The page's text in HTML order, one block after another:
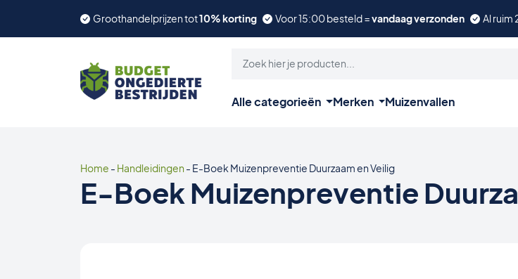
Groothandelprijzen tot10% korting Voor 15:00 besteld =vandaag verzonden Al ruim
Alle categorieën Merken Muizenvallen
Home - Handleidingen - E-Boek Muizenpreventie Duurzaam en Veilig
E-Boek Muizenpreventie